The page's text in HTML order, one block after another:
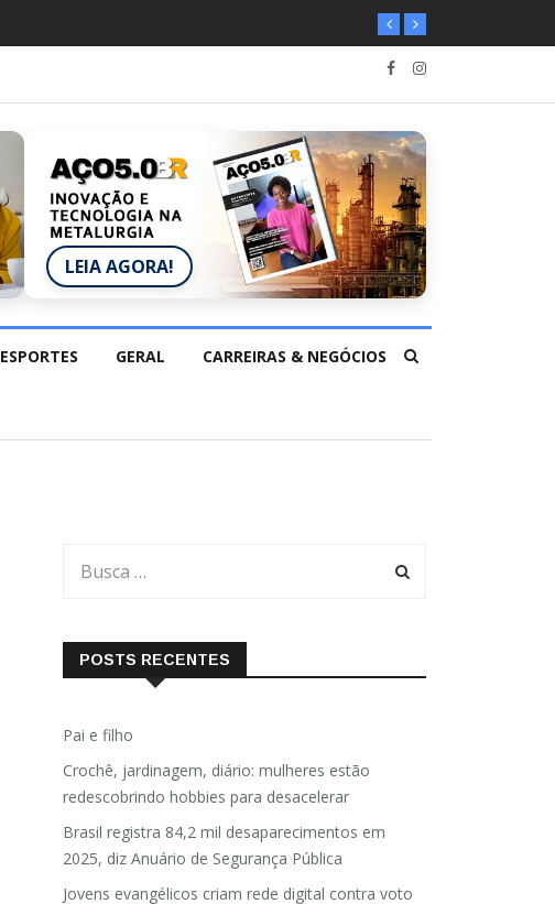
LEIA AGORA!
ESPORTES GERAL CARREIRAS & NEGÓCIOS
POSTS RECENTES
Pai e filho
Crochê, jardinagem, diário: mulheres estão
redescobrindo hobbies para desacelerar
Brasil registra 84,2 mil desaparecimentos em
2025, diz Anuário de Segurança Pública
Jovens evangélicos criam rede digital contra voto